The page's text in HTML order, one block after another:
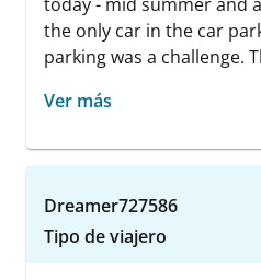
today - mid summer and
the only car in the car
parking was a challenge.
Ver más
Dreamer727586
Tipo de viajero